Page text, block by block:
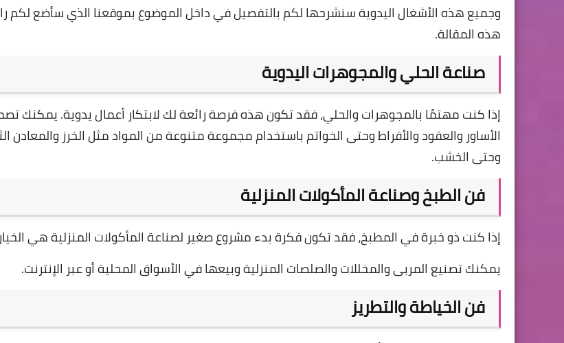
وجميع هذه الأشغال اليدوية سنشرحها لكم بالتفصيل في داخل الموضوع بموقعنا الذي سأضع لكم
هذه المقالة.
صناعة الحلي والمجوهرات اليدوية
إذا كنت مهتمًا بالمجوهرات والحلي، فقد تكون هذه فرصة رائعة لك لابتكار أعمال يدوية. يمكنك
الأساور والعقود والأقراط وحتى الخواتم باستخدام مجموعة متنوعة من المواد مثل الخرز والمعادن
وحتى الخشب.
فن الطبخ وصناعة المأكولات المنزلية
إذا كنت ذو خبرة في المطبخ، فقد تكون فكرة بدء مشروع صغير لصناعة المأكولات المنزلية هي
يمكنك تصنيع المربى والمخللات والصلصات المنزلية وبيعها في الأسواق المحلية أو عبر الإنترنت.
فن الخياطة والتطريز